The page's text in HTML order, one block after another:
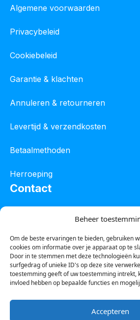
Beheer
Om de beste ervaringen te bieden, gebruiken
cookies om informatie over je apparaat op te
Door in te stemmen met deze technologieën
surfgedrag of unieke ID's op deze site
toestemming geeft of uw toestemming intrekt,
invloed hebben op bepaalde functies en
Accepteren
Algemene voorwaarden
Privacybeleid
Cookiebeleid
Garantie & klachten
Annuleren & retourneren
Levertijd & verzendkosten
Betaalmethoden
Herroeping
Contact
Tel :0850601800
Whatsapp : 0623388306
KvK leeuwarden : 61835943